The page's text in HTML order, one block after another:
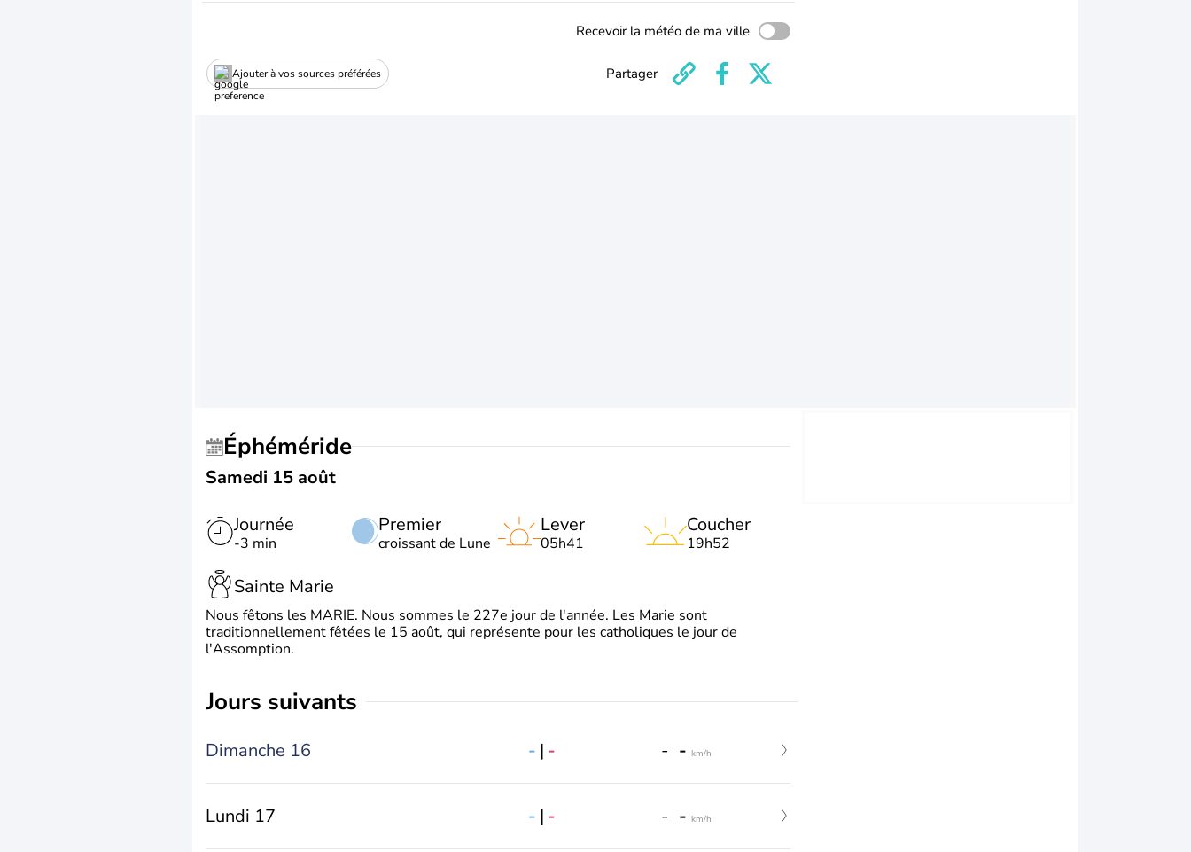
Recevoir la météo de ma ville
Ajouter à vos sources préférées Partager
Éphéméride
Samedi 15 août
Journée
-3 min
Premier
croissant de Lune
Lever
05h41
Coucher
19h52
Sainte Marie
Nous fêtons les MARIE. Nous sommes le 227e jour de l'année. Les Marie sont
traditionnellement fêtées le 15 août, qui représente pour les catholiques le jour de
l'Assomption.
jours suivants
Dimanche 16 - | - - - km/h
Lundi 17 - | - - - km/h